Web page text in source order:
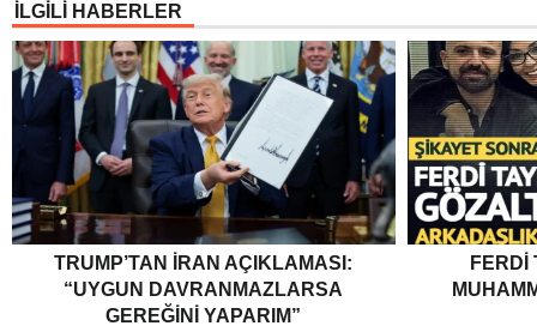
İLGİLİ HABERLER
TRUMP’TAN İRAN AÇIKLAMASI:
“UYGUN DAVRANMAZLARSA
GEREĞINI YAPARIM”
FERDI